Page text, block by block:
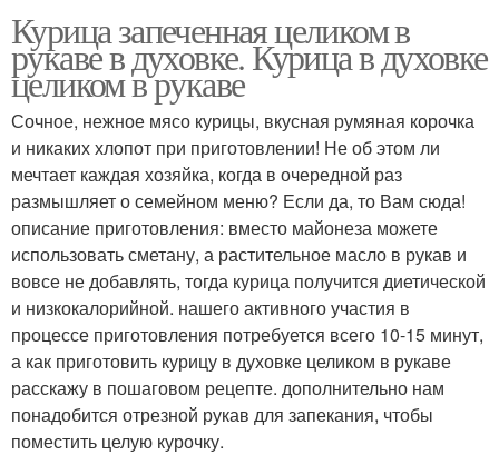
Маринад для курицы Курица в соевом соусе
Курица с соевым
соусом
Курица с овощами
Курица с лапшой Шашлык из курицы
Курица с корочкой Курица на сковороде
Курица запеченная целиком в
рукаве в духовке. Курица в духовке
целиком в рукаве
Сочное, нежное мясо курицы, вкусная румяная корочка
и никаких хлопот при приготовлении! Не об этом ли
мечтает каждая хозяйка, когда в очередной раз
размышляет о семейном меню? Если да, то Вам сюда!
описание приготовления: вместо майонеза можете
использовать сметану, а растительное масло в рукав и
вовсе не добавлять, тогда курица получится диетической
и низкокалорийной. нашего активного участия в
процессе приготовления потребуется всего 10-15 минут,
а как приготовить курицу в духовке целиком в рукаве
расскажу в пошаговом рецепте. дополнительно нам
понадобится отрезной рукав для запекания, чтобы
поместить целую курочку.